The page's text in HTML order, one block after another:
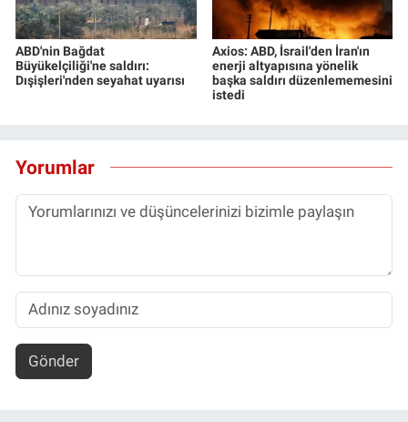
ABD'nin Bağdat
Büyükelçiliği'ne saldırı:
Dışişleri'nden seyahat uyarısı
Axios: ABD, İsrail'den İran'ın
enerji altyapısına yönelik
başka saldırı düzenlememesini
istedi
Yorumlar
Gönder